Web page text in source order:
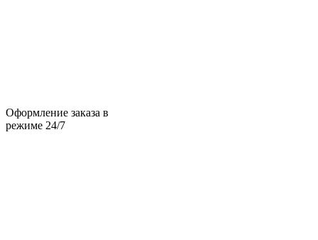
Оформление заказа в
режиме 24/7